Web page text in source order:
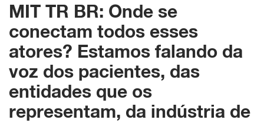
MIT TR BR: Onde se
conectam todos esses
atores? Estamos falando da
voz dos pacientes, das
entidades que os
representam, da indústria de